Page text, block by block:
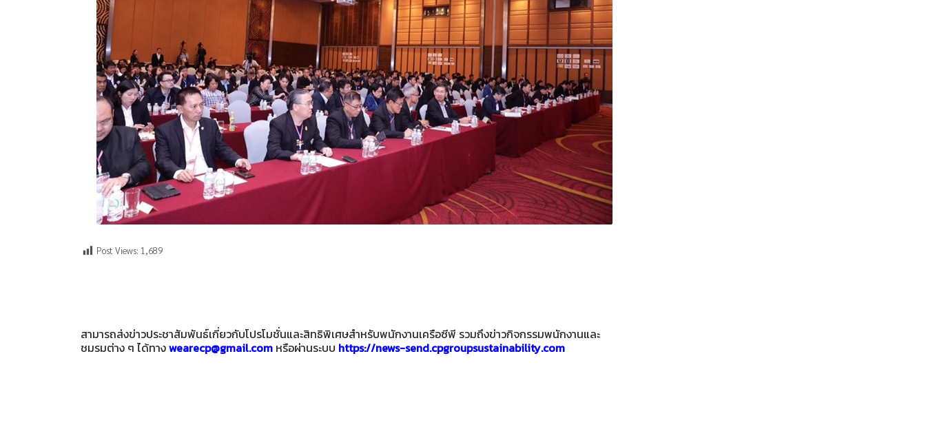
Post Views: 1,689
สามารถส่งข่าวประชาสัมพันธ์เกี่ยวกับโปรโมชั่นและสิทธิพิเศษสำหรับพนักงานเครือซีพี รวมถึงข่าวกิจกรรมพนักงานและ
ชมรมต่าง ๆ ได้ทางwearecp@gmail.com หรือผ่านระบบ https://news-send.cpgroupsustainability.com